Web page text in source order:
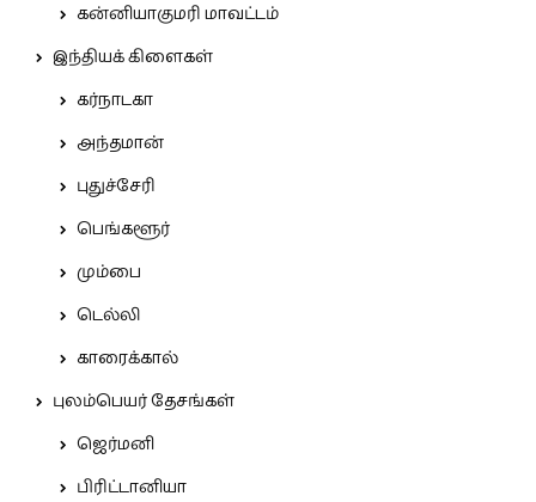
கன்னியாகுமரி மாவட்டம்
இந்தியக் கிளைகள்
கர்நாடகா
அந்தமான்
புதுச்சேரி
பெங்களூர்
மும்பை
டெல்லி
காரைக்கால்
புலம்பெயர் தேசங்கள்
ஜெர்மனி
பிரிட்டானியா